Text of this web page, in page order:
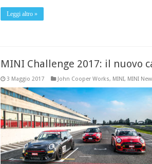
Leggi altro »
MINI Challenge 2017: il nuovo
3 Maggio 2017 John Cooper Works, MINI, MINI